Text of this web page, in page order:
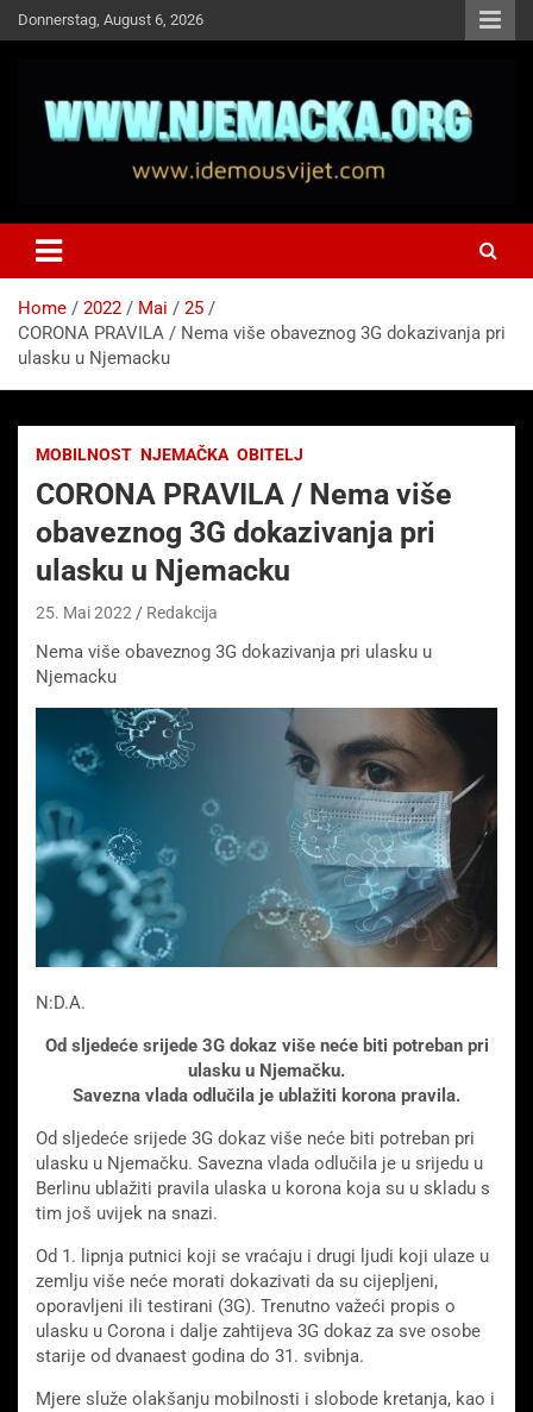
Skip
to
Donnerstag, August 6, 2026
Idemo u Svijet-Njemacka!
Home 2022 Mai
25
CORONA PRAVILA / Nema više obaveznog 3G dokazivanja pri
ulasku u Njemacku
MOBILNOST NJEMAČKA OBITELJ
CORONA PRAVILA / Nema više
obaveznog 3G dokazivanja pri
ulasku u Njemacku
25. Mai 2022 Redakcija
Nema više obaveznog 3G dokazivanja pri ulasku u
Njemacku
N:D.A.
Od sljedeće srijede 3G dokaz više neće biti potreban pri
ulasku u Njemačku.
Savezna vlada odlučila je ublažiti korona pravila.
Od sljedeće srijede 3G dokaz više neće biti potreban pri
ulasku u Njemačku. Savezna vlada odlučila je u srijedu u
Berlinu ublažiti pravila ulaska u korona koja su u skladu s
tim još uvijek na snazi.
Od 1. lipnja putnici koji se vraćaju i drugi ljudi koji ulaze u
zemlju više neće morati dokazivati ​​da su cijepljeni,
oporavljeni ili testirani (3G). Trenutno važeći propis o
ulasku u Corona i dalje zahtijeva 3G dokaz za sve osobe
starije od dvanaest godina do 31. svibnja.
Mjere služe olakšanju mobilnosti i slobode kretanja, kao i